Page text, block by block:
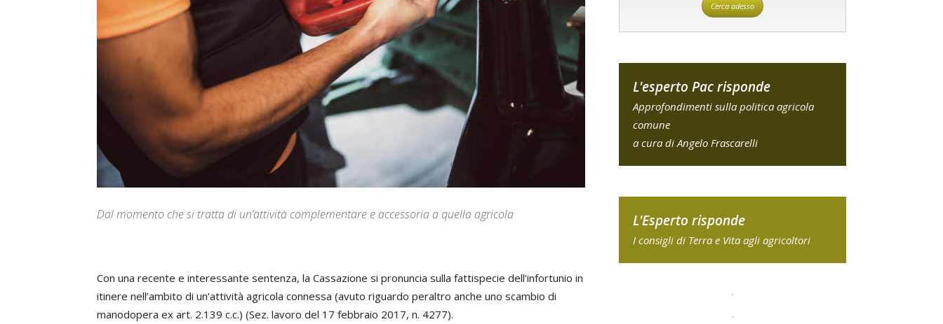
Dal momento che si tratta di un’attività complementare e accessoria a quella agricola
Con una recente e interessante sentenza, la Cassazione si pronuncia sulla fattispecie dell’infortunio in
itinere nell’ambito di un’attività agricola connessa (avuto riguardo peraltro anche uno scambio di
manodopera ex art. 2.139 c.c.) (Sez. lavoro del 17 febbraio 2017, n. 4277).
Cerca adesso
L'esperto Pac risponde
Approfondimenti sulla politica agricola
comune
a cura di Angelo Frascarelli
L'Esperto risponde
I consigli di Terra e Vita agli agricoltori